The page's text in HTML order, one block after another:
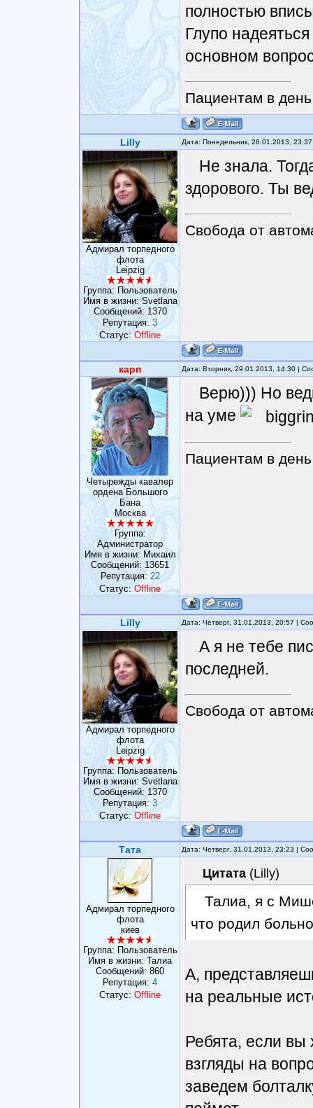
полностью
Глупо
основном
Пациентам в
Lilly Дата: Понедельник, 28.01.2013,
Адмирал торпедного
флота
Leipzig
Группа: Пользователь
Имя в жизни: Svetlana
Сообщений: 1370
Репутация: 3
Статус:Offline
Не знала.
здорового. Ты
Свобода от
карп Дата: Вторник, 29.01.2013, 14:30 |
Четырежды кавалер
ордена Большого
Бана
Москва
Группа:
Администратор
Имя в жизни: Михаил
Сообщений: 13651
Репутация: 22
Статус:Offline
Верю))) Но
на уме
Пациентам в
Lilly Дата: Четверг, 31.01.2013, 20:57 |
Адмирал торпедного
флота
Leipzig
Группа: Пользователь
Имя в жизни: Svetlana
Сообщений: 1370
Репутация: 3
Статус:Offline
А я не тебе
последней.
Свобода от
Тата Дата: Четверг, 31.01.2013, 23:23 |
Адмирал торпедного
флота
киев
Группа: Пользователь
Имя в жизни: Талиа
Сообщений: 860
Репутация: 4
Статус: Offline
Цитата (Lilly)
Талиа, я с
что родил
А,
на реальные
Ребята, если вы
взгляды на
заведем